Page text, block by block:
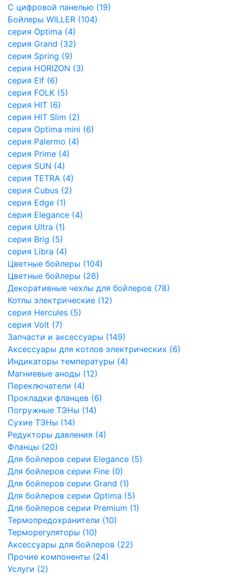
С цифровой панелью (19)
Бойлеры WILLER (104)
серия Optima (4)
серия Grand (32)
серия Spring (9)
cерия HORIZON (3)
серия Elf (6)
серия FOLK (5)
серия HIT (6)
серия HIT Slim (2)
серия Optima mini (6)
серия Palermo (4)
серия Prime (4)
серия SUN (4)
серия TETRA (4)
серия Cubus (2)
серия Edge (1)
серия Elegance (4)
серия Ultra (1)
серия Brig (5)
серия Libra (4)
Цветные бойлеры (104)
Цветные бойлеры (26)
Декоративные чехлы для бойлеров (78)
Котлы электрические (12)
серия Hercules (5)
серия Volt (7)
Запчасти и аксессуары (149)
Аксессуары для котлов электрических (6)
Индикаторы температуры (4)
Магниевые аноды (12)
Переключатели (4)
Прокладки фланцев (6)
Погружные ТЭНы (14)
Сухие ТЭНы (14)
Редукторы давления (4)
Фланцы (20)
Для бойлеров серии Elegance (5)
Для бойлеров серии Fine (0)
Для бойлеров серии Grand (1)
Для бойлеров серии Optima (5)
Для бойлеров серии Premium (1)
Термопредохранители (10)
Терморегуляторы (10)
Аксессуары для бойлеров (22)
Прочие компоненты (24)
Услуги (2)